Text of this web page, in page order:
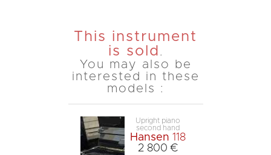
This instrument
is sold .
You may also be
interested in these
models :
Upright piano
second hand
Hansen 118
2 800 €